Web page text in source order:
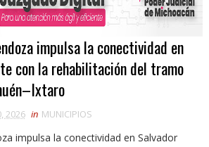
impulsa la conectividad en
con la rehabilitación del tramo
2026 in MUNICIPIOS
impulsa la conectividad en Salvador